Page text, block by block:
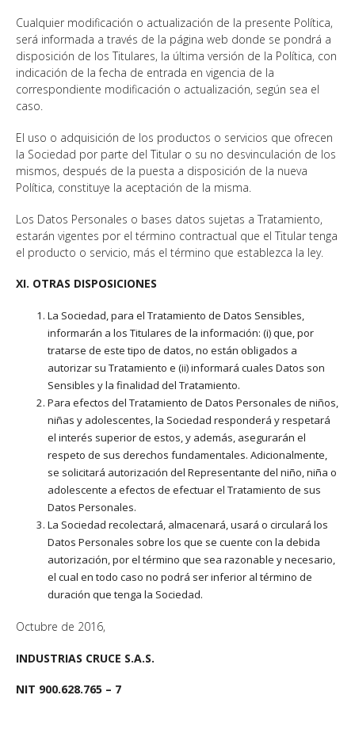
Cualquier modificación o actualización de la presente Política,
será informada a través de la página web donde se pondrá a
disposición de los Titulares, la última versión de la Política, con
indicación de la fecha de entrada en vigencia de la
correspondiente modificación o actualización, según sea el
caso.
El uso o adquisición de los productos o servicios que ofrecen
la Sociedad por parte del Titular o su no desvinculación de los
mismos, después de la puesta a disposición de la nueva
Política, constituye la aceptación de la misma.
Los Datos Personales o bases datos sujetas a Tratamiento,
estarán vigentes por el término contractual que el Titular tenga
el producto o servicio, más el término que establezca la ley.
XI. OTRAS DISPOSICIONES
La Sociedad, para el Tratamiento de Datos Sensibles,
informarán a los Titulares de la información: (i) que, por
tratarse de este tipo de datos, no están obligados a
autorizar su Tratamiento e (ii) informará cuales Datos son
Sensibles y la finalidad del Tratamiento.
Para efectos del Tratamiento de Datos Personales de niños,
niñas y adolescentes, la Sociedad responderá y respetará
el interés superior de estos, y además, asegurarán el
respeto de sus derechos fundamentales. Adicionalmente,
se solicitará autorización del Representante del niño, niña o
adolescente a efectos de efectuar el Tratamiento de sus
Datos Personales.
La Sociedad recolectará, almacenará, usará o circulará los
Datos Personales sobre los que se cuente con la debida
autorización, por el término que sea razonable y necesario,
el cual en todo caso no podrá ser inferior al término de
duración que tenga la Sociedad.
Octubre de 2016,
INDUSTRIAS CRUCE S.A.S.
NIT 900.628.765 – 7